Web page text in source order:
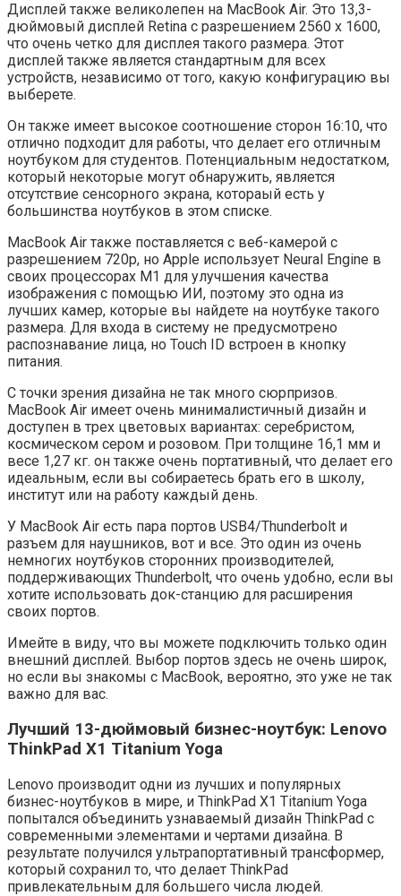
Дисплей также великолепен на MacBook Air. Это 13,3-
дюймовый дисплей Retina с разрешением 2560 x 1600,
что очень четко для дисплея такого размера. Этот
дисплей также является стандартным для всех
устройств, независимо от того, какую конфигурацию вы
выберете.
Он также имеет высокое соотношение сторон 16:10, что
отлично подходит для работы, что делает его отличным
ноутбуком для студентов. Потенциальным недостатком,
который некоторые могут обнаружить, является
отсутствие сенсорного экрана, котораый есть у
большинства ноутбуков в этом списке.
MacBook Air также поставляется с веб-камерой с
разрешением 720p, но Apple использует Neural Engine в
своих процессорах M1 для улучшения качества
изображения с помощью ИИ, поэтому это одна из
лучших камер, которые вы найдете на ноутбуке такого
размера. Для входа в систему не предусмотрено
распознавание лица, но Touch ID встроен в кнопку
питания.
С точки зрения дизайна не так много сюрпризов.
MacBook Air имеет очень минималистичный дизайн и
доступен в трех цветовых вариантах: серебристом,
космическом сером и розовом. При толщине 16,1 мм и
весе 1,27 кг. он также очень портативный, что делает его
идеальным, если вы собираетесь брать его в школу,
институт или на работу каждый день.
У MacBook Air есть пара портов USB4/Thunderbolt и
разъем для наушников, вот и все. Это один из очень
немногих ноутбуков сторонних производителей,
поддерживающих Thunderbolt, что очень удобно, если вы
хотите использовать док-станцию ​​для расширения
своих портов.
Имейте в виду, что вы можете подключить только один
внешний дисплей. Выбор портов здесь не очень широк,
но если вы знакомы с MacBook, вероятно, это уже не так
важно для вас.
Лучший 13-дюймовый бизнес-ноутбук: Lenovo
ThinkPad X1 Titanium Yoga
Lenovo производит одни из лучших и популярных
бизнес-ноутбуков в мире, и ThinkPad X1 Titanium Yoga
попытался объединить узнаваемый дизайн ThinkPad с
современными элементами и чертами дизайна. В
результате получился ультрапортативный трансформер,
который сохранил то, что делает ThinkPad
привлекательным для большего числа людей.